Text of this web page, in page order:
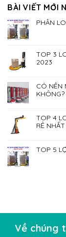
BÀI VIẾT MỚI
PHÂN
TOP 3
2023
CÓ NÊN
KHÔNG?
TOP 4
RẺ
TOP 5
Về chúng